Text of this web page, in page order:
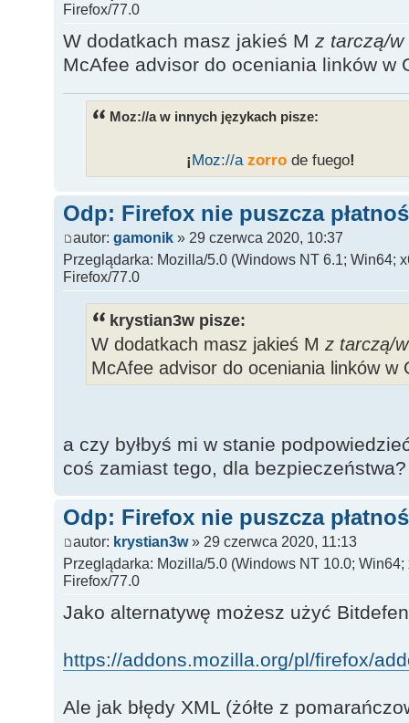
Firefox/77.0
W dodatkach masz jakieś M z tarczą/w
McAfee advisor do oceniania linków w
Moz://a w innych językach pisze:
¡Moz://a zorrode fuego!
Odp: Firefox nie puszcza
autor: gamonik» 29 czerwca 2020, 10:37
Przeglądarka: Mozilla/5.0 (Windows NT 6.1; Win64;
Firefox/77.0
krystian3w pisze:
W dodatkach masz jakieś M z tarczą/
McAfee advisor do oceniania linków w
a czy byłbyś mi w stanie
coś zamiast tego, dla bezpieczeństwa?
Odp: Firefox nie puszcza
autor: krystian3w» 29 czerwca 2020, 11:13
Przeglądarka: Mozilla/5.0 (Windows NT 10.0;
Firefox/77.0
Jako alternatywę możesz użyć
https://addons.mozilla.org/pl/firefox/
Ale jak błędy XML (żółte z